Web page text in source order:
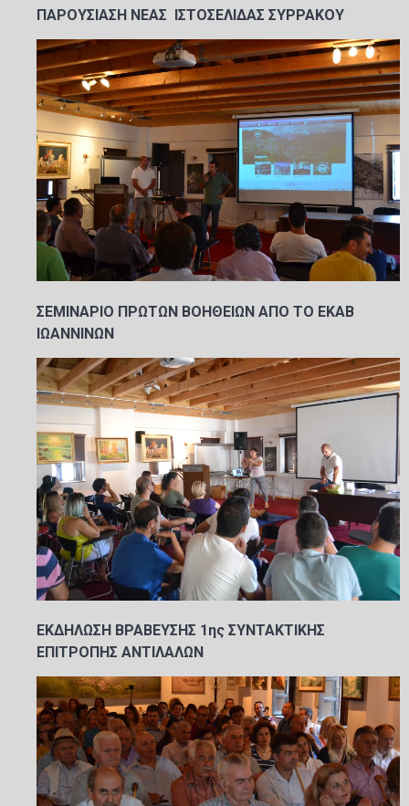
ΠΑΡΟΥΣΙΑΣΗ ΝΕΑΣ ΙΣΤΟΣΕΛΙΔΑΣ ΣΥΡΡΑΚΟΥ
ΣΕΜΙΝΑΡΙΟ ΠΡΩΤΩΝ ΒΟΗΘΕΙΩΝ ΑΠΟ ΤΟ ΕΚΑΒ
ΙΩΑΝΝΙΝΩΝ
ΕΚΔΗΛΩΣΗ ΒΡΑΒΕΥΣΗΣ 1ης ΣΥΝΤΑΚΤΙΚΗΣ
ΕΠΙΤΡΟΠΗΣ ΑΝΤΙΛΑΛΩΝ